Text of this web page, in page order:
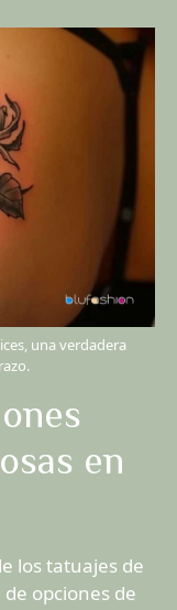
una verdadera
en
los tatuajes de
opciones de